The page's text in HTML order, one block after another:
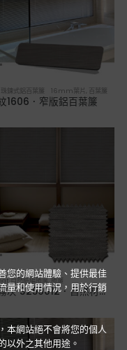
鍊式鋁百葉簾 16mm葉片 百葉簾
1606．窄版鋁百葉簾
自然紙編捲簾,捲簾
色線霧灰 3259012．自然材編織捲簾
您的網站體驗、提供最佳
量和使用情況，用於行銷
本網站絕不會將您的個人
以外之其他用途。